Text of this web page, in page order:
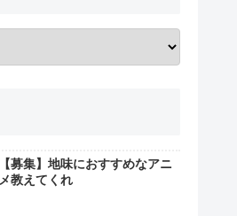
【募集】地味におすすめなアニ
メ教えてくれ